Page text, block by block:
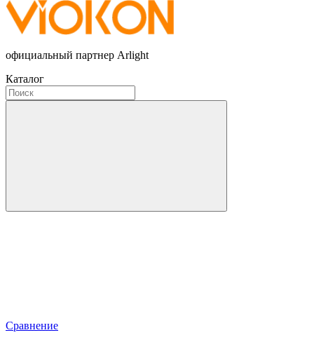
официальный партнер Arlight
Каталог
Сравнение